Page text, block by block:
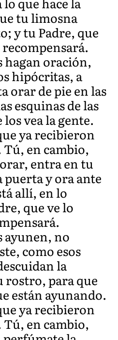
tu limosna
y tu Padre, que
hagan oración,
hipócritas, a
orar de pie en las
esquinas de las
vea la gente.
ya recibieron
en cambio,
entra en tu
y ora ante
allí, en lo
que ve lo
ayunen, no
como esos
la
rostro, para que
están ayunando.
ya recibieron
en cambio,